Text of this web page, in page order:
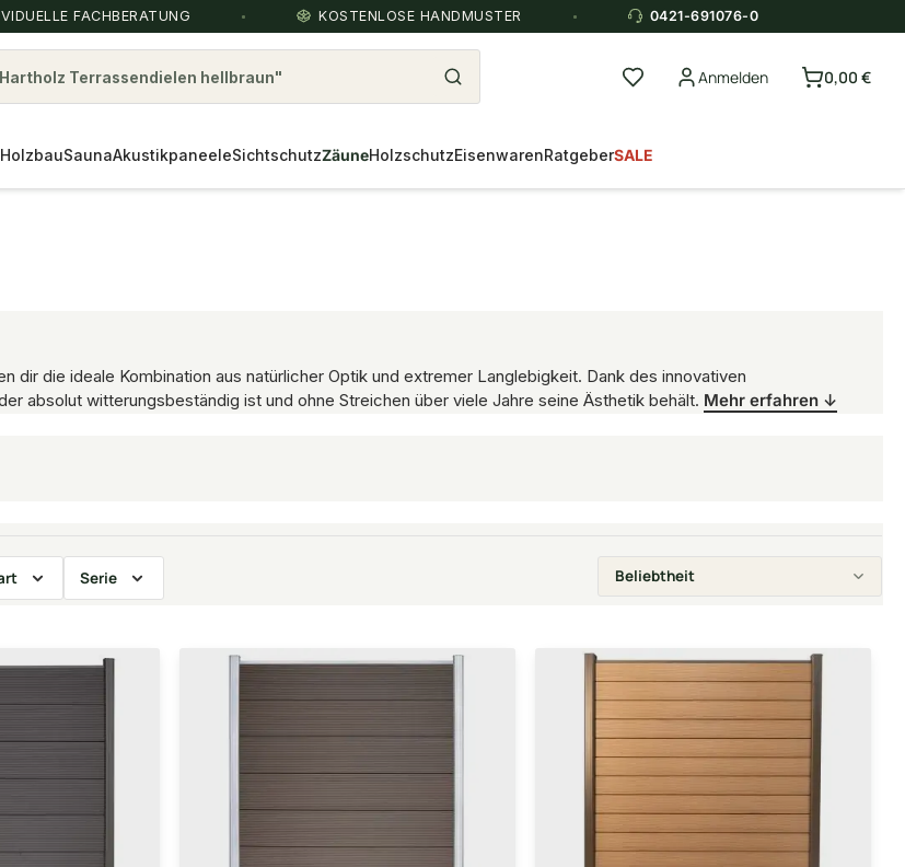
FACHBERATUNG KOSTENLOSE HANDMUSTER 0421-691076-0
cumaru Anmelden 0,00 €
HolzbauSaunaAkustikpaneeleSichtschutzZäuneHolzschutzEisenwarenRatgeberSALE
die ideale Kombination aus natürlicher Optik und extremer Langlebigkeit. Dank des innovativen
absolut witterungsbeständig ist und ohne Streichen über viele Jahre seine Ästhetik behält. Mehr erfahren ↓
Serie